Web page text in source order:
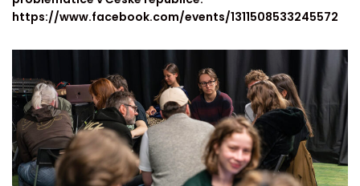
https://www.facebook.com/events/1311508533245572